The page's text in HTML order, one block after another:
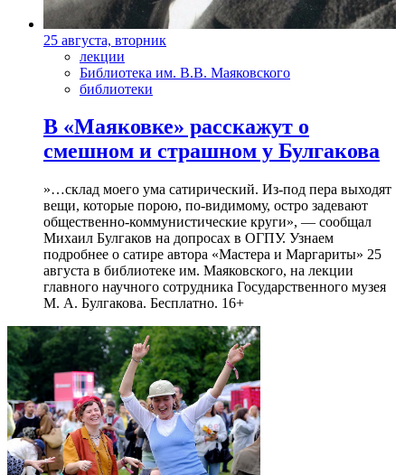
25 августа, вторник
лекции
Библиотека им. В.В. Маяковского
библиотеки
В «Маяковке» расскажут о
смешном и страшном у Булгакова
»…склад моего ума сатирический. Из-под пера выходят
вещи, которые порою, по-видимому, остро задевают
общественно-коммунистические круги», — сообщал
Михаил Булгаков на допросах в ОГПУ. Узнаем
подробнее о сатире автора «Мастера и Маргариты» 25
августа в библиотеке им. Маяковского, на лекции
главного научного сотрудника Государственного музея
М. А. Булгакова. Бесплатно. 16+